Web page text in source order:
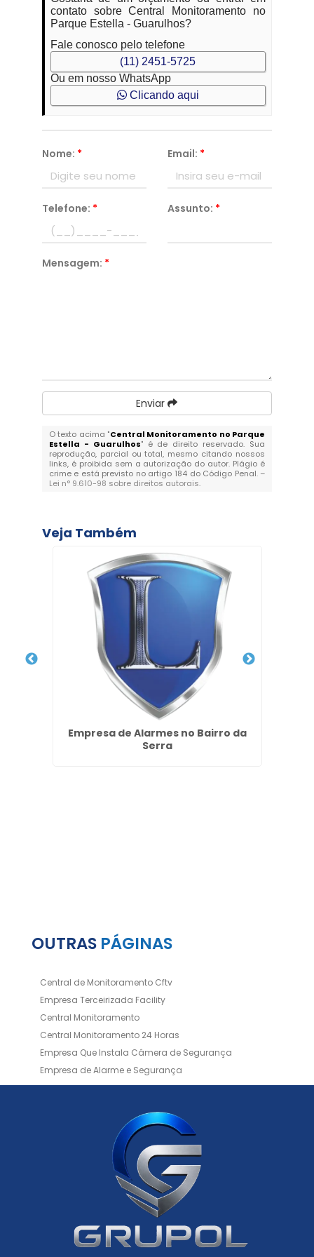
contato sobre Central Monitoramento no
Parque Estella - Guarulhos?
Fale conosco pelo telefone
(11) 2451-5725
Ou em nosso WhatsApp
Clicando aqui
Nome: * Email: *
Telefone: * Assunto: *
Mensagem: *
Enviar
O texto acima "Central Monitoramento no Parque
Estella - Guarulhos" é de direito reservado. Sua
reprodução, parcial ou total, mesmo citando nossos
links, é proibida sem a autorização do autor. Plágio é
crime e está previsto no artigo 184 do Código Penal. –
Lei n° 9.610-98 sobre direitos autorais.
Veja Também
Empresa de Alarmes no Bairro da
Serra
OUTRAS PÁGINAS
Central de Monitoramento Cftv
Empresa Terceirizada Facility
Central Monitoramento
Central Monitoramento 24 Horas
Empresa Que Instala Câmera de Segurança
Empresa de Alarme e Segurança
Empresa de Alarmes
Empresa de Facilities
Empresa de Instalação de Câmeras de Segurança
Empresa de Limpeza e Portaria
Empresas de Limpeza de Condomínios
Empresas de Monitoramento Cftv
Facility Terceirização
Instalação de Cftv
Instalação de Cercas Elétricas Residenciais
Monitoramento de Alarme 24 Horas
Portaria e Limpeza
Portaria Inteligente